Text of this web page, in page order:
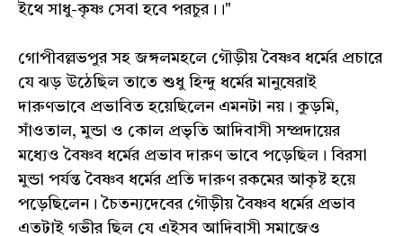
ইথে সাধু-কৃষ্ণ সেবা হবে পরচুর।।"
গোপীবল্লভপুর সহ জঙ্গলমহলে গৌড়ীয় বৈষ্ণব ধর্মের প্রচারে
যে ঝড় উঠেছিল তাতে শুধু হিন্দু ধর্মের মানুষেরাই
দারুণভাবে প্রভাবিত হয়েছিলেন এমনটা নয়। কুড়মি,
সাঁওতাল, মুন্ডা ও কোল প্রভৃতি আদিবাসী সম্প্রদায়ের
মধ্যেও বৈষ্ণব ধর্মের প্রভাব দারুণ ভাবে পড়েছিল। বিরসা
মুন্ডা পর্যন্ত বৈষ্ণব ধর্মের প্রতি দারুণ রকমের আকৃষ্ট হয়ে
পড়েছিলেন। চৈতন্যদেবের গৌড়ীয় বৈষ্ণব ধর্মের প্রভাব
এতটাই গভীর ছিল যে এইসব আদিবাসী সমাজেও